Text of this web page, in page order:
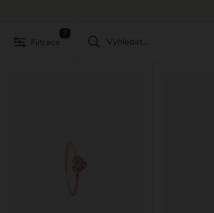
Filtrace